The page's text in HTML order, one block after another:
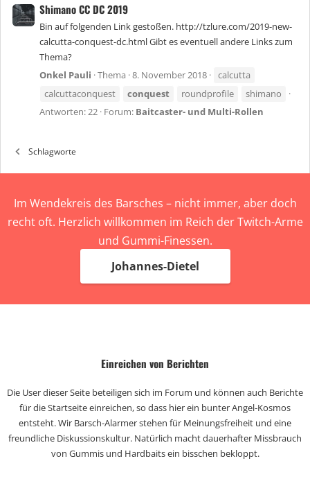
Shimano CC DC 2019
Bin auf folgenden Link gestoßen. http://tzlure.com/2019-new-
calcutta-conquest-dc.html Gibt es eventuell andere Links zum
Thema?
Onkel Pauli Thema 8. November 2018
calcutta
calcuttaconquest
conquest roundprofile
shimano
Antworten: 22 Forum: Baitcaster- und Multi-Rollen
Schlagworte
Im Wendekreis des Barsches – nicht immer, aber doch
recht oft. Herzlich willkommen im Reich der Twitch-Arme
und Gummi-Finessen.
Johannes-Dietel
Einreichen von Berichten
Die User dieser Seite beteiligen sich im Forum und können auch Berichte
für die Startseite einreichen, so dass hier ein bunter Angel-Kosmos
entsteht. Wir Barsch-Alarmer stehen für Meinungsfreiheit und eine
freundliche Diskussionskultur. Natürlich macht dauerhafter Missbrauch
von Gummis und Hardbaits ein bisschen bekloppt.